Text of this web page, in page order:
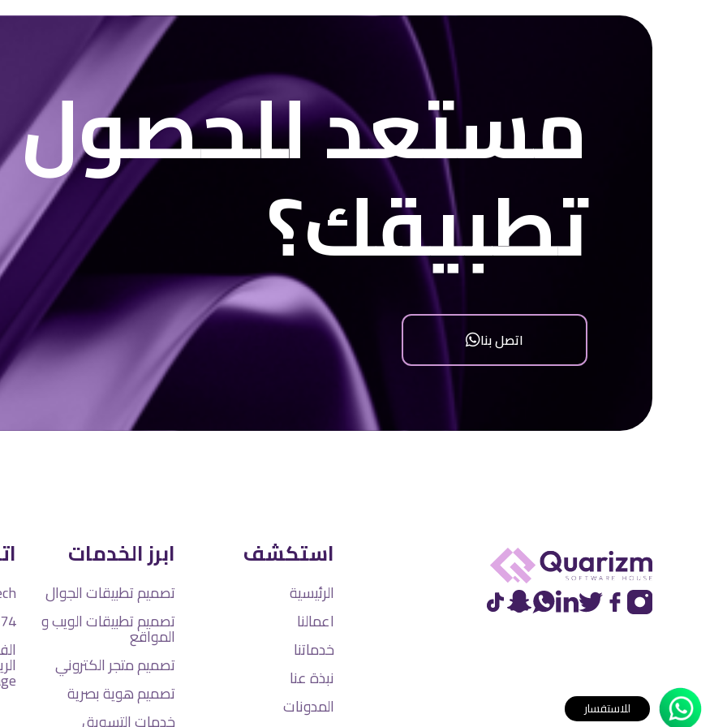
للاستفسار
مستعد
تطبيقك؟
اتصل بنا
استكشف
الرئيسية
اعمالنا
خدماتنا
نبذة عنا
المدونات
ابرز الخدمات
تصميم تطبيقات الجوال
تصميم تطبيقات الويب و
المواقع
تصميم متجر الكتروني
تصميم هوية بصرية